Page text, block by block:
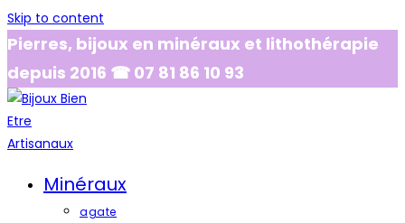
Skip to content
Pierres, bijoux en minéraux et lithothérapie
depuis 2016 ☎ 07 81 86 10 93
Minéraux
agate